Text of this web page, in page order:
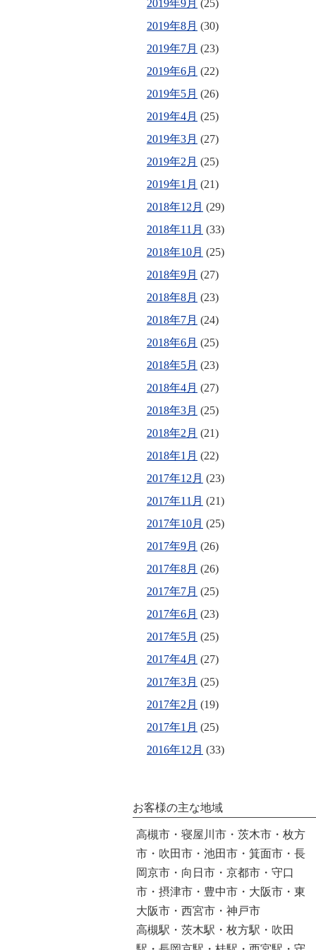
2019年9月 (25)
2019年8月 (30)
2019年7月 (23)
2019年6月 (22)
2019年5月 (26)
2019年4月 (25)
2019年3月 (27)
2019年2月 (25)
2019年1月 (21)
2018年12月 (29)
2018年11月 (33)
2018年10月 (25)
2018年9月 (27)
2018年8月 (23)
2018年7月 (24)
2018年6月 (25)
2018年5月 (23)
2018年4月 (27)
2018年3月 (25)
2018年2月 (21)
2018年1月 (22)
2017年12月 (23)
2017年11月 (21)
2017年10月 (25)
2017年9月 (26)
2017年8月 (26)
2017年7月 (25)
2017年6月 (23)
2017年5月 (25)
2017年4月 (27)
2017年3月 (25)
2017年2月 (19)
2017年1月 (25)
2016年12月 (33)
お客様の主な地域
高槻市・寝屋川市・茨木市・枚方
市・吹田市・池田市・箕面市・長
岡京市・向日市・京都市・守口
市・摂津市・豊中市・大阪市・東
大阪市・西宮市・神戸市
高槻駅・茨木駅・枚方駅・吹田